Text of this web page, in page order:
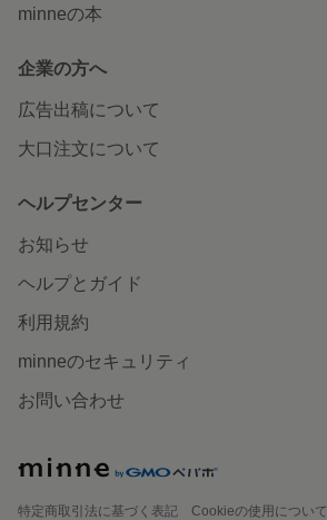
minneの本
企業の方へ
広告出稿について
大口注文について
ヘルプセンター
お知らせ
ヘルプとガイド
利用規約
minneのセキュリティ
お問い合わせ
特定商取引法に基づく表記
Cookieの使用について